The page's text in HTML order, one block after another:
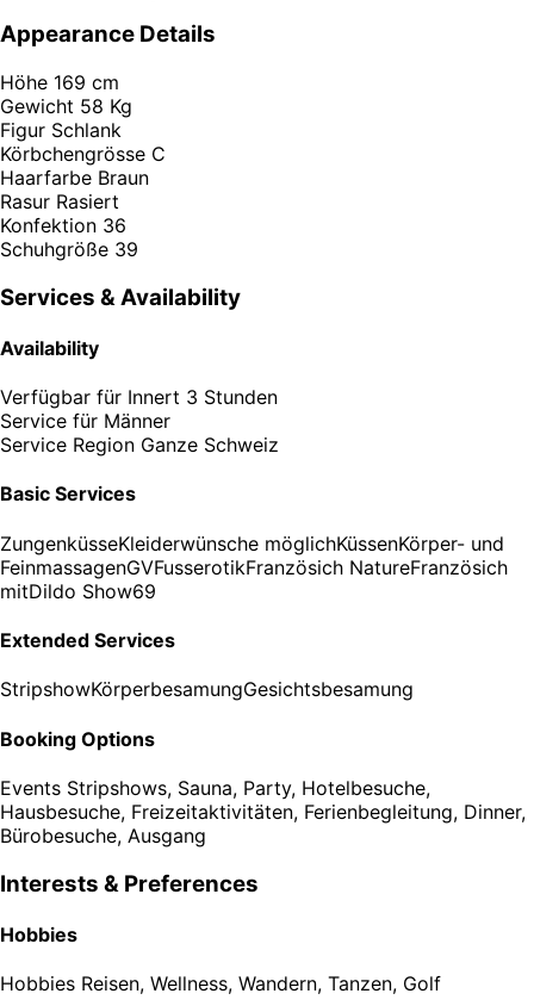
Appearance Details
Höhe 169 cm
Gewicht 58 Kg
Figur Schlank
Körbchengrösse C
Haarfarbe Braun
Rasur Rasiert
Konfektion 36
Schuhgröße 39
Services & Availability
Availability
Verfügbar für Innert 3 Stunden
Service für Männer
Service Region Ganze Schweiz
Basic Services
ZungenküsseKleiderwünsche möglichKüssenKörper- und
FeinmassagenGVFusserotikFranzösich NatureFranzösich
mitDildo Show69
Extended Services
StripshowKörperbesamungGesichtsbesamung
Booking Options
Events Stripshows, Sauna, Party, Hotelbesuche,
Hausbesuche, Freizeitaktivitäten, Ferienbegleitung, Dinner,
Bürobesuche, Ausgang
Interests & Preferences
Hobbies
Hobbies Reisen, Wellness, Wandern, Tanzen, Golf